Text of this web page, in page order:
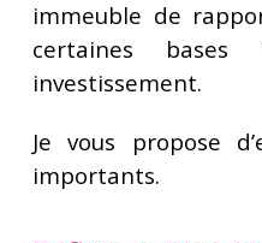
immeuble de
certaines
investissement.
Je vous propose
importants.